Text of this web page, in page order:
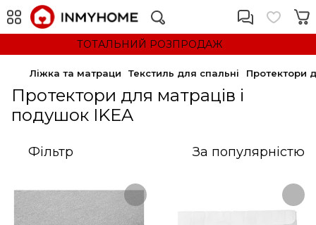
ТОТАЛЬНИЙ РОЗПРОДАЖ
Ліжка та матраци Текстиль для спальні Протектори
Протектори для матраців і
подушок IKEA
Фільтр За популярністю